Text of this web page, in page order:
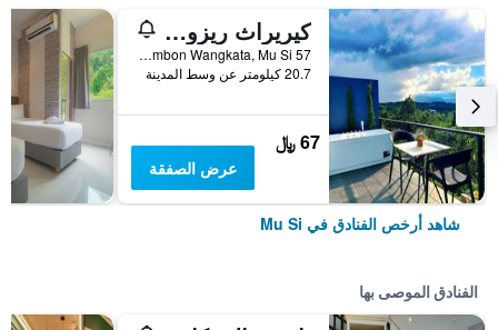
كيريراث ريزورت
57 Moo 5 Tambon Wangkata, Mu Si, تايلاند
20.7 كيلومتر عن وسط المدينة
67 ﷼
عرض الصفقة
شاهد أرخص الفنادق في Mu Si
الفنادق الموصى بها